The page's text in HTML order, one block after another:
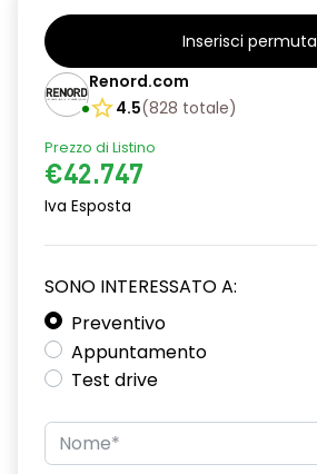
Inserisci permuta
Renord.com
4.5(828 totale)
Prezzo di Listino
€42.747
Iva Esposta
SONO INTERESSATO A:
Preventivo
Appuntamento
Test drive